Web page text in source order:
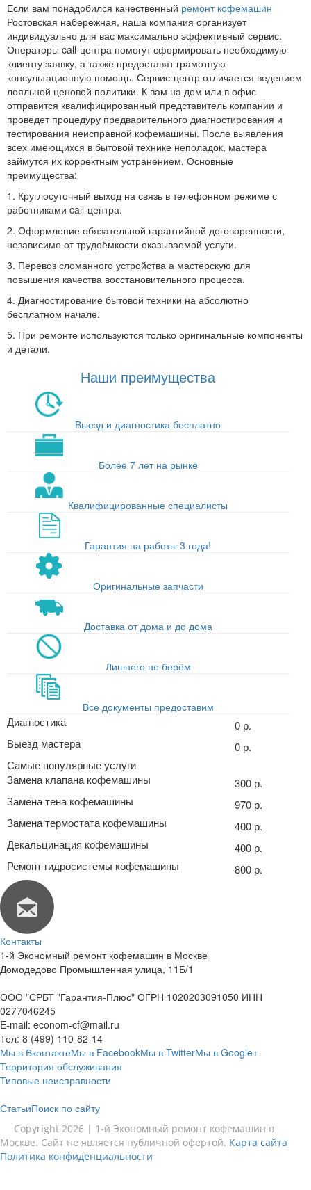
Если вам понадобился качественный ремонт кофемашин
Ростовская набережная, наша компания организует
индивидуально для вас максимально эффективный сервис.
Операторы call-центра помогут сформировать необходимую
клиенту заявку, а также предоставят грамотную
консультационную помощь. Сервис-центр отличается ведением
лояльной ценовой политики. К вам на дом или в офис
отправится квалифицированный представитель компании и
проведет процедуру предварительного диагностирования и
тестирования неисправной кофемашины. После выявления
всех имеющихся в бытовой технике неполадок, мастера
займутся их корректным устранением. Основные
преимущества:
1. Круглосуточный выход на связь в телефонном режиме с
работниками call-центра.
2. Оформление обязательной гарантийной договоренности,
независимо от трудоёмкости оказываемой услуги.
3. Перевоз сломанного устройства а мастерскую для
повышения качества восстановительного процесса.
4. Диагностирование бытовой техники на абсолютно
бесплатном начале.
5. При ремонте используются только оригинальные компоненты
и детали.
Наши преимущества
Выезд и диагностика бесплатно
Более 7 лет на рынке
Квалифицированные специалисты
Гарантия на работы 3 года!
Оригинальные запчасти
Доставка от дома и до дома
Лишнего не берём
Все документы предоставим
Диагностика
0 р.
Выезд мастера
0 р.
Самые популярные услуги
Замена клапана кофемашины
300 р.
Замена тена кофемашины
970 р.
Замена термостата кофемашины
400 р.
Декальцинация кофемашины
400 р.
Ремонт гидросистемы кофемашины
800 р.
Контакты
1-й Экономный ремонт кофемашин в Москве
Домодедово Промышленная улица, 11Б/1
ООО "СРБТ "Гарантия-Плюс" ОГРН 1020203091050 ИНН
0277046245
E-mail: econom-cf@mail.ru
Тел: 8 (499) 110-82-14
Мы в ВконтактеМы в FacebookМы в TwitterМы в Google+
Территория обслуживания
Типовые неисправности
СтатьиПоиск по сайту
Copyright 2026 | 1-й Экономный ремонт кофемашин в
Москве. Сайт не является публичной офертой. Карта сайта
Политика конфиденциальности